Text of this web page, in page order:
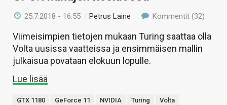
25.7.2018 - 16:55 /Petrus Laine Kommentit (32)
Viimeisimpien tietojen mukaan Turing saattaa olla
Volta uusissa vaatteissa ja ensimmäisen mallin
julkaisua povataan elokuun lopulle.
Lue lisää
GTX 1180 GeForce 11 NVIDIA Turing Volta